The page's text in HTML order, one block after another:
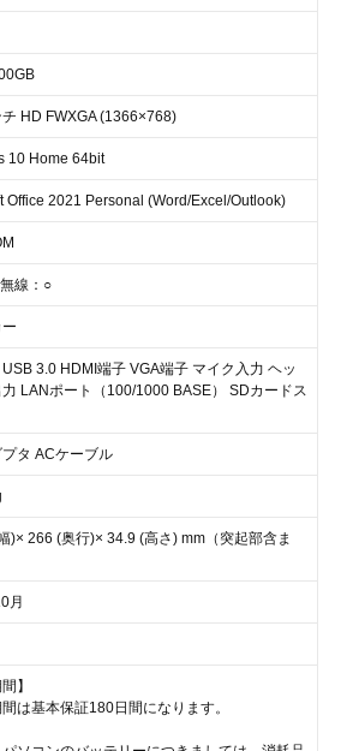
HD FWXGA (1366×768)
10 Home 64bit
Office 2021 Personal (Word/Excel/Outlook)
線：○
3.0 HDMI端子 VGA端子 マイク入力 ヘッ
力 LANポート（100/1000 BASE） SDカードス
タ ACケーブル
)× 266 (奥行)× 34.9 (高さ) mm（突起部含ま
月
】
間は基本保証180日間になります。